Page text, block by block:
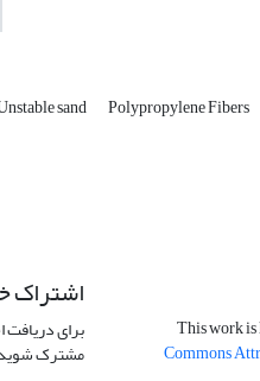
sand Polypropylene Fibers
This work
Commons
اشتراک
برای دریافت
مشترک